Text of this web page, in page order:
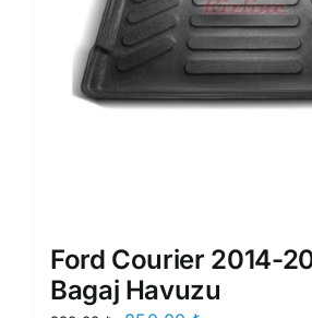
Ford Courier 2014-
Bagaj Havuzu